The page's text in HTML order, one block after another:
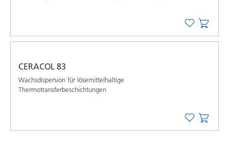
CERACOL 83
Wachsdispersion für lösemittelhaltige
Thermotransferbeschichtungen